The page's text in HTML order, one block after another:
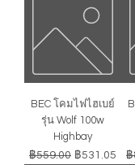
BEC โคมไฟไฮเบย์
รุ่น Wolf 100w
Highbay
ราคาปกติ
฿559.00 ราคาขายลด
฿531.05
ร
฿